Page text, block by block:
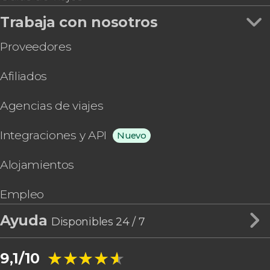
Trabaja con nosotros
Proveedores
Afiliados
Agencias de viajes
Integraciones y API Nuevo
Alojamientos
Empleo
Ayuda Disponibles 24 / 7
9,1/10 ★★★★★
★★★★★